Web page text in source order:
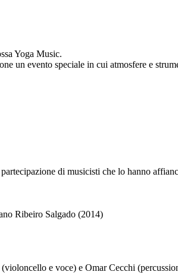
Yoga Music.
un evento speciale in cui atmosfere e
di musicisti che lo hanno
Ribeiro Salgado (2014)
e voce) e Omar Cecchi